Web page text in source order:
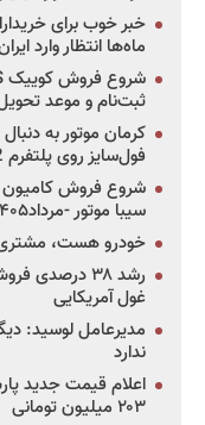
خبر خوب برای
ماه‌ها انتظار وارد
ثبت‌نام و موعد
فول‌سایز روی پلتفرم KP2
شروع فروش کامیون
سیبا موتور -مرداد۱۴۰۵ (+قیمت و شرایط)
خودرو هست، مشتری
رشد ۳۸
غول آمریکایی
مدیرعامل لوسید:
ندارد
۲۰۳ میلیون تومانی